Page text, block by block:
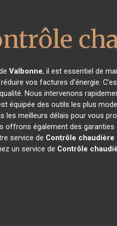
Valbonne, il est essentiel de
vos factures d'énergie.
Nous intervenons
équipée des outils les plus
les meilleurs délais pour vous
offrons également des
service de Contrôle chaudière
un service de Contrôle